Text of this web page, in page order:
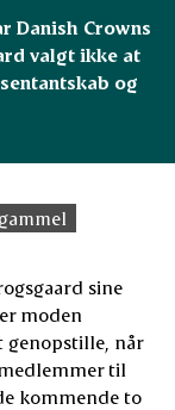
Danish Crowns
valgt ikke at
og
sine
moden
genopstille, når
til
kommende to